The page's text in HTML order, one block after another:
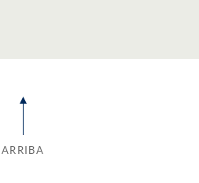
ARRIBA